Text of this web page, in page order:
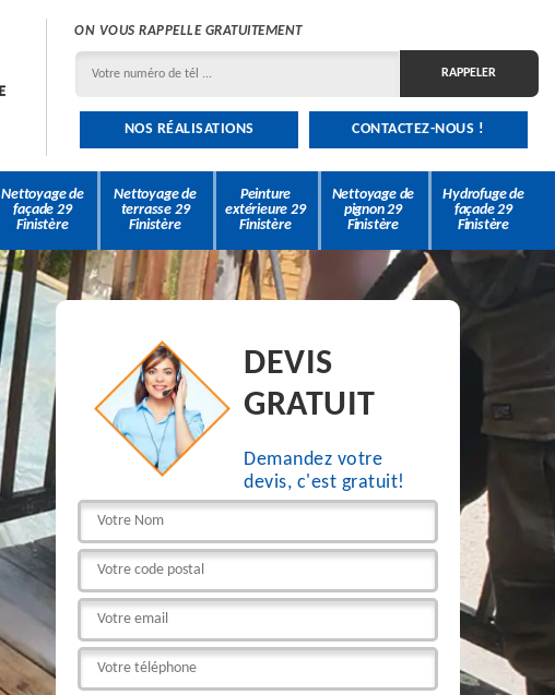
ON VOUS RAPPELLE GRATUITEMENT
NOS RÉALISATIONS CONTACTEZ-NOUS !
Nettoyage de
façade 29
Finistère
Nettoyage de
terrasse 29
Finistère
Peinture
extérieure 29
Finistère
Nettoyage de
pignon 29
Finistère
Hydrofuge de
façade 29
Finistère
DEVIS
GRATUIT
Demandez votre
devis, c'est gratuit!